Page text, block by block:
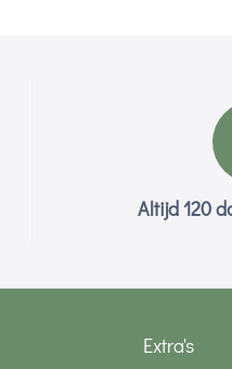
Altijd 120
Extra's